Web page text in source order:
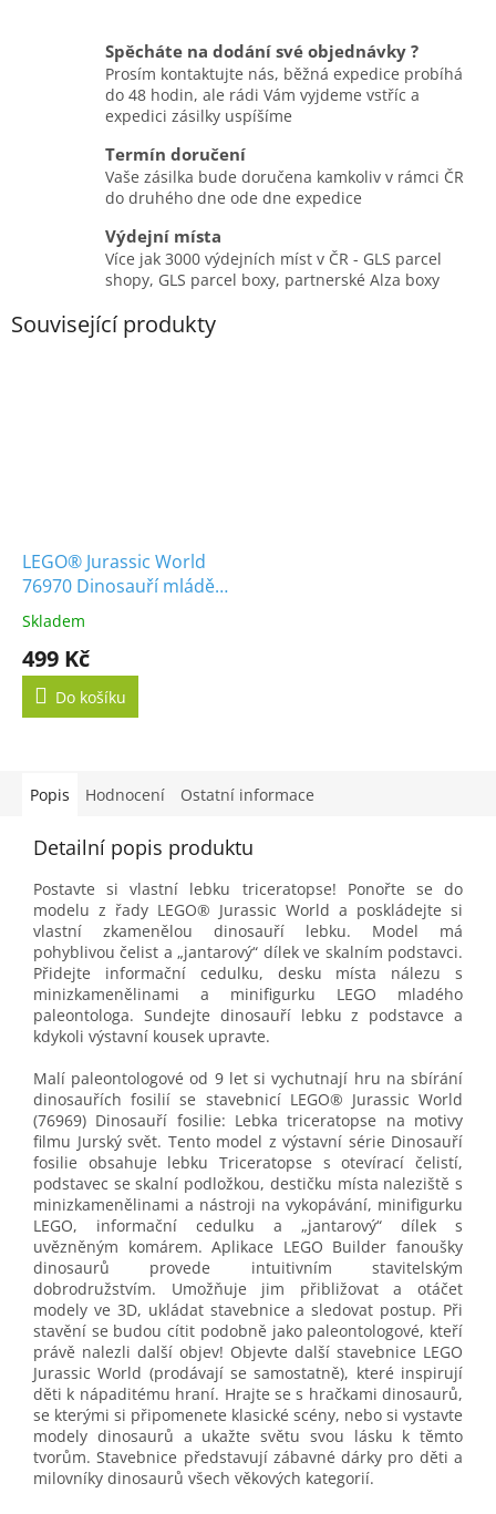
Spěcháte na dodání své objednávky ?
Prosím kontaktujte nás, běžná expedice probíhá
do 48 hodin, ale rádi Vám vyjdeme vstříc a
expedici zásilky uspíšíme
Termín doručení
Vaše zásilka bude doručena kamkoliv v rámci ČR
do druhého dne ode dne expedice
Výdejní místa
Více jak 3000 výdejních míst v ČR - GLS parcel
shopy, GLS parcel boxy, partnerské Alza boxy
Související produkty
LEGO® Jurassic World
76970 Dinosauří mládě
Dolores Aquilops
Skladem
499 Kč
Do košíku
Popis Hodnocení Ostatní informace
Detailní popis produktu
Postavte si vlastní lebku triceratopse! Ponořte se do
modelu z řady LEGO® Jurassic World a poskládejte si
vlastní zkamenělou dinosauří lebku. Model má
pohyblivou čelist a „jantarový“ dílek ve skalním podstavci.
Přidejte informační cedulku, desku místa nálezu s
minizkamenělinami a minifigurku LEGO mladého
paleontologa. Sundejte dinosauří lebku z podstavce a
kdykoli výstavní kousek upravte.
Malí paleontologové od 9 let si vychutnají hru na sbírání
dinosauřích fosilií se stavebnicí LEGO® Jurassic World
(76969) Dinosauří fosilie: Lebka triceratopse na motivy
filmu Jurský svět. Tento model z výstavní série Dinosauří
fosilie obsahuje lebku Triceratopse s otevírací čelistí,
podstavec se skalní podložkou, destičku místa naleziště s
minizkamenělinami a nástroji na vykopávání, minifigurku
LEGO, informační cedulku a „jantarový“ dílek s
uvězněným komárem. Aplikace LEGO Builder fanoušky
dinosaurů provede intuitivním stavitelským
dobrodružstvím. Umožňuje jim přibližovat a otáčet
modely ve 3D, ukládat stavebnice a sledovat postup. Při
stavění se budou cítit podobně jako paleontologové, kteří
právě nalezli další objev! Objevte další stavebnice LEGO
Jurassic World (prodávají se samostatně), které inspirují
děti k nápaditému hraní. Hrajte se s hračkami dinosaurů,
se kterými si připomenete klasické scény, nebo si vystavte
modely dinosaurů a ukažte světu svou lásku k těmto
tvorům. Stavebnice představují zábavné dárky pro děti a
milovníky dinosaurů všech věkových kategorií.